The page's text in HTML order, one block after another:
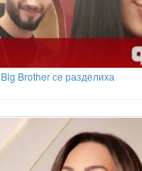
Brother се разделиха